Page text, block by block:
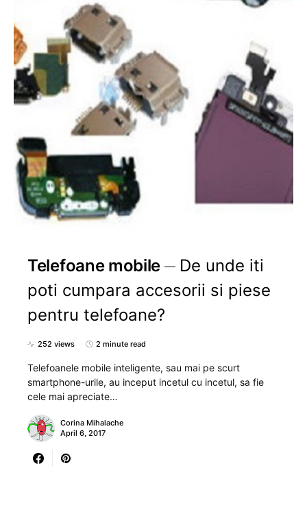
Telefoane mobile
De unde iti
poti cumpara accesorii si piese
pentru telefoane?
252 views 2 minute read
Telefoanele mobile inteligente, sau mai pe scurt
smartphone-urile, au inceput incetul cu incetul, sa fie
cele mai apreciate…
Corina Mihalache
April 6, 2017